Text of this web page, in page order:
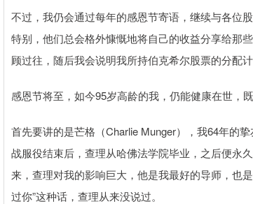
不过，我仍会通过每年的感恩节寄语，继续与各位
特别，他们总会格外慷慨地将自己的收益分享给那
顾过往，随后我会说明我所持伯克希尔股票的分配
感恩节将至，如今95岁高龄的我，仍能健康在世，
首先要讲的是芒格（Charlie Munger），我64年的
战服役结束后，查理从哈佛法学院毕业，之后便永
来，查理对我的影响巨大，他是我最好的导师，也
过你”这种话，查理从来没说过。